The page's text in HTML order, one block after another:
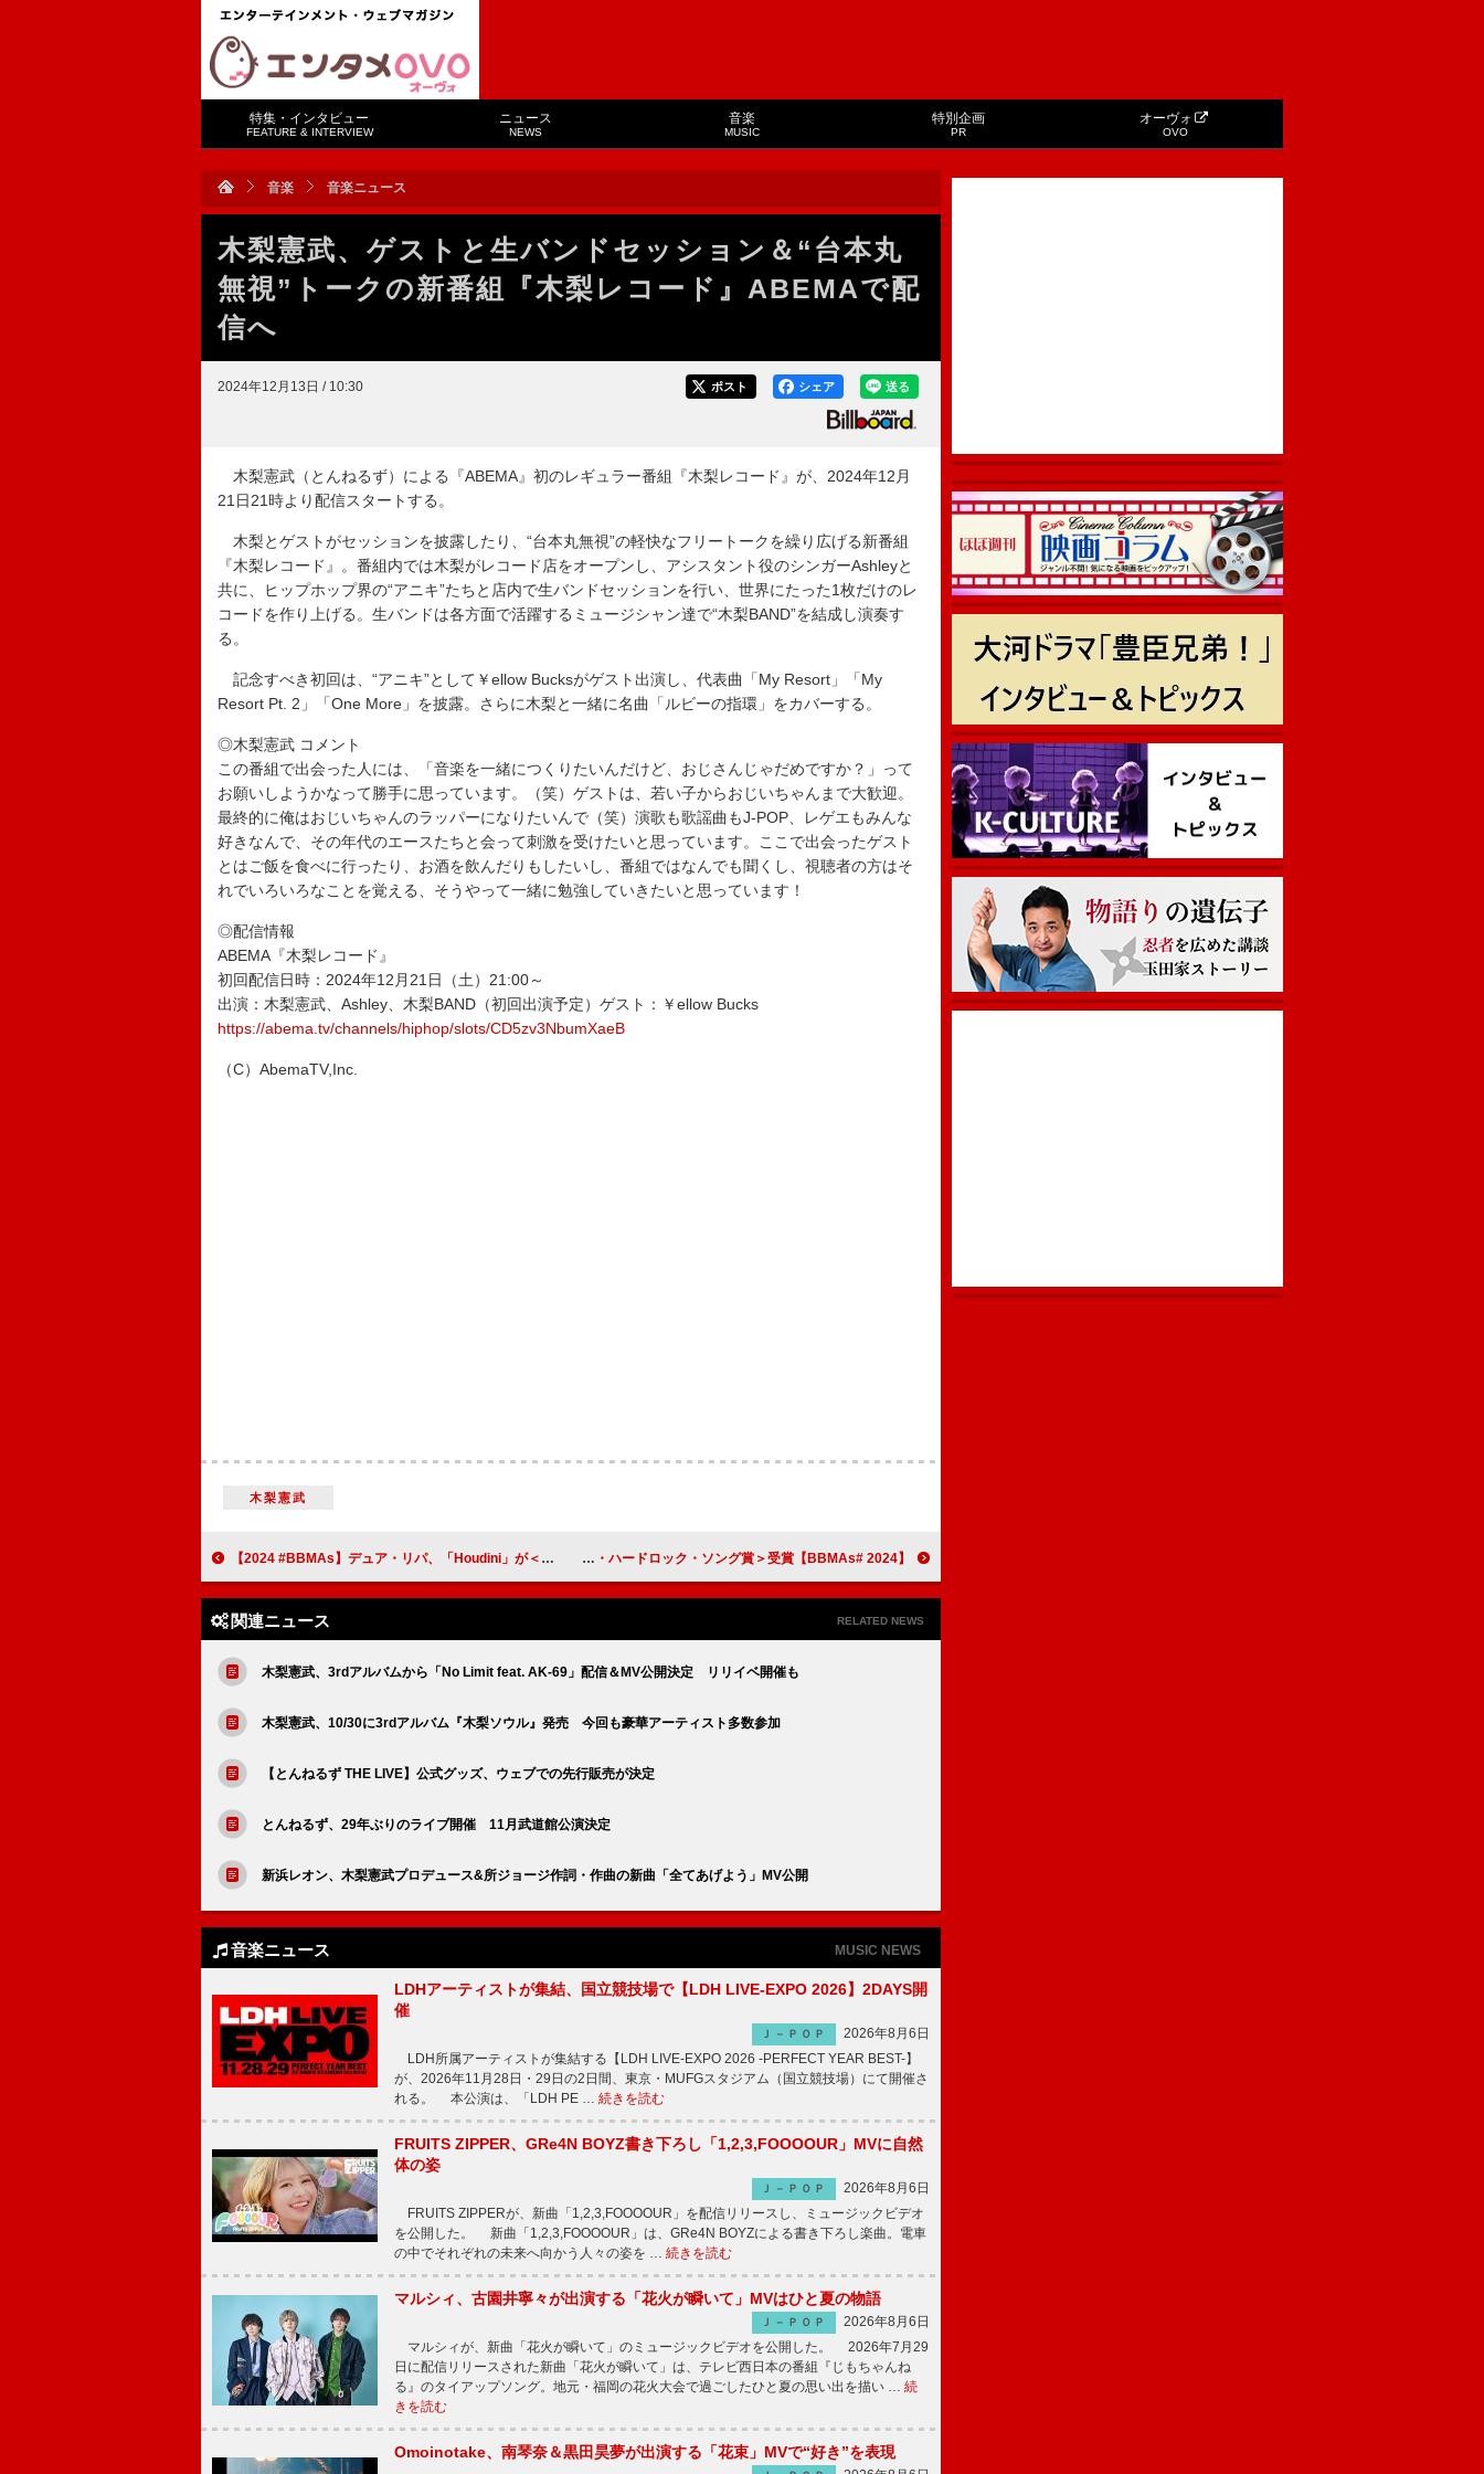
特集・インタビュー
FEATURE & INTERVIEW
ニュース
NEWS
音楽
MUSIC
特別企画
PR
オーヴォ
OVO
音楽 音楽ニュース
木梨憲武、ゲストと生バンドセッション＆“台本丸
無視”トークの新番組『木梨レコード』ABEMAで配
信へ
2024年12月13日 / 10:30 送る
シェア
ポスト
木梨憲武（とんねるず）による『ABEMA』初のレギュラー番組『木梨レコード』が、2024年12月
21日21時より配信スタートする。
木梨とゲストがセッションを披露したり、“台本丸無視”の軽快なフリートークを繰り広げる新番組
『木梨レコード』。番組内では木梨がレコード店をオープンし、アシスタント役のシンガーAshleyと
共に、ヒップホップ界の“アニキ”たちと店内で生バンドセッションを行い、世界にたった1枚だけのレ
コードを作り上げる。生バンドは各方面で活躍するミュージシャン達で“木梨BAND”を結成し演奏す
る。
記念すべき初回は、“アニキ”として￥ellow Bucksがゲスト出演し、代表曲「My Resort」「My
Resort Pt. 2」「One More」を披露。さらに木梨と一緒に名曲「ルビーの指環」をカバーする。
◎木梨憲武 コメント
この番組で出会った人には、「音楽を一緒につくりたいんだけど、おじさんじゃだめですか？」って
お願いしようかなって勝手に思っています。（笑）ゲストは、若い子からおじいちゃんまで大歓迎。
最終的に俺はおじいちゃんのラッパーになりたいんで（笑）演歌も歌謡曲もJ-POP、レゲエもみんな
好きなんで、その年代のエースたちと会って刺激を受けたいと思っています。ここで出会ったゲスト
とはご飯を食べに行ったり、お酒を飲んだりもしたいし、番組ではなんでも聞くし、視聴者の方はそ
れでいろいろなことを覚える、そうやって一緒に勉強していきたいと思っています！
◎配信情報
ABEMA『木梨レコード』
初回配信日時：2024年12月21日（土）21:00～
出演：木梨憲武、Ashley、木梨BAND（初回出演予定）ゲスト：￥ellow Bucks
https://abema.tv/channels/hiphop/slots/CD5zv3NbumXaeB
（C）AbemaTV,Inc.
木梨憲武
【2024 #BBMAs】デュア・リパ、「Houdini」が＜トップ・ダンス／エレクトロニック・ソング賞＞に輝く「踊り続けましょう」 【2024 #BBMAs】ジェリー・ロール、「I Am Not Okay」熱唱＆＜トップ・ハードロック・ソング賞＞受賞
関連ニュース RELATED NEWS
木梨憲武、3rdアルバムから「No Limit feat. AK-69」配信＆MV公開決定 リリイベ開催も
木梨憲武、10/30に3rdアルバム『木梨ソウル』発売 今回も豪華アーティスト多数参加
【とんねるず THE LIVE】公式グッズ、ウェブでの先行販売が決定
とんねるず、29年ぶりのライブ開催 11月武道館公演決定
新浜レオン、木梨憲武プロデュース&所ジョージ作詞・作曲の新曲「全てあげよう」MV公開
音楽ニュース MUSIC NEWS
LDHアーティストが集結、国立競技場で【LDH LIVE-EXPO 2026】2DAYS開
催
Ｊ－ＰＯＰ
2026年8月6日
LDH所属アーティストが集結する【LDH LIVE-EXPO 2026 -PERFECT YEAR BEST-】
が、2026年11月28日・29日の2日間、東京・MUFGスタジアム（国立競技場）にて開催さ
れる。 本公演は、「LDH PE … 続きを読む
FRUITS ZIPPER、GRe4N BOYZ書き下ろし「1,2,3,FOOOOUR」MVに自然
体の姿
Ｊ－ＰＯＰ
2026年8月6日
FRUITS ZIPPERが、新曲「1,2,3,FOOOOUR」を配信リリースし、ミュージックビデオ
を公開した。 新曲「1,2,3,FOOOOUR」は、GRe4N BOYZによる書き下ろし楽曲。電車
の中でそれぞれの未来へ向かう人々の姿を … 続きを読む
マルシィ、古園井寧々が出演する「花火が瞬いて」MVはひと夏の物語
Ｊ－ＰＯＰ
2026年8月6日
マルシィが、新曲「花火が瞬いて」のミュージックビデオを公開した。 2026年7月29
日に配信リリースされた新曲「花火が瞬いて」は、テレビ西日本の番組『じもちゃんね
る』のタイアップソング。地元・福岡の花火大会で過ごしたひと夏の思い出を描い … 続
きを読む
Omoinotake、南琴奈＆黒田昊夢が出演する「花束」MVで“好き”を表現